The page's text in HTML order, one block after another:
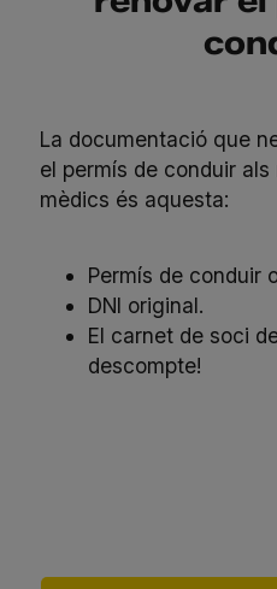
La documentació que
el permís de conduir als
mèdics és aquesta:
Permís de conduir
DNI original.
El carnet de soci
descompte!